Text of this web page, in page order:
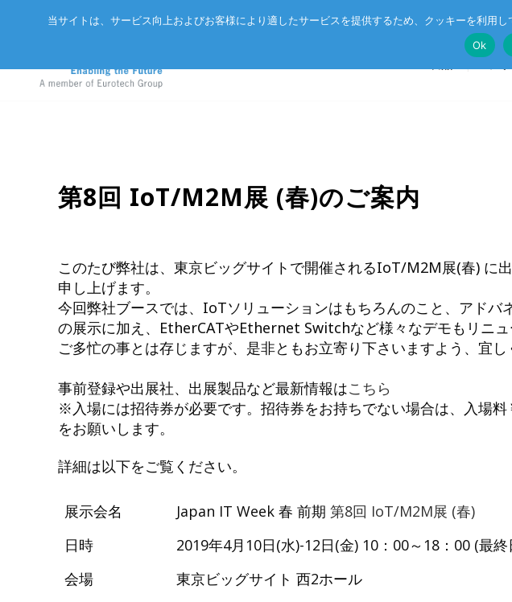
サーバー
エッジIoTゲートウェイ
LoRaWAN®対応IoTノード
インテリジェントセンサ
CC-Link IE TSN
ARCNET
イーサネットスイッチ
産業用ネットワー
ラピッドプロトタ
会社概要
アクセス
リクルート
イベント
第8回 IoT/M2M展 (春)のご案内
このたび弊社は、東京ビッグサイトで開催されるIoT/M2M展(春) に
申し上げます。
今回弊社ブースでは、IoTソリューションはもちろんのこと、アドバ
の展示に加え、EtherCATやEthernet Switchなど様々なデモもリニュ
ご多忙の事とは存じますが、是非ともお立寄り下さいますよう、宜し
事前登録や出展社、出展製品など最新情報はこちら
※入場には招待券が必要です。招待券をお持ちでない場合は、入場
をお願いします。
詳細は以下をご覧ください。
展示会名 Japan IT Week 春 前期 第8回 IoT/M2M展 (春)
日時
2019年4月10日(水)-12日(金) 10：00～18：00 (最
会場
東京ビッグサイト 西2ホール
当サイトは、サービス向上およびお客様により適したサービスを提供するため、クッキーを利用
Ok